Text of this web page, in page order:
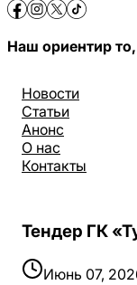
Наш ориентир
Новости
Статьи
Анонс
О нас
Контакты
Тендер ГК
Июнь 07,